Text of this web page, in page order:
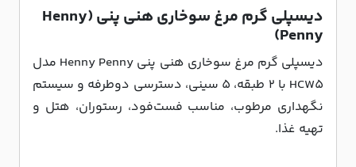
دیسپلی گرم مرغ سوخاری هنی پنی (Henny
Penny)
دیسپلی گرم مرغ سوخاری هنی پنی Henny Penny مدل
HCW5 با 2 طبقه، 5 سینی، دسترسی دوطرفه و سیستم
نگهداری مرطوب، مناسب فست‌فود، رستوران، هتل و
تهیه غذا.